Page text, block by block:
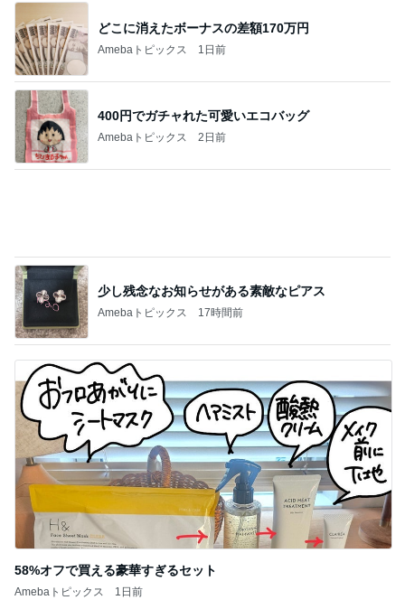
どこに消えたボーナスの差額170万円
Amebaトピックス 1日前
400円でガチャれた可愛いエコバッグ
Amebaトピックス 2日前
少し残念なお知らせがある素敵なピアス
Amebaトピックス 17時間前
58%オフで買える豪華すぎるセット
Amebaトピックス 1日前